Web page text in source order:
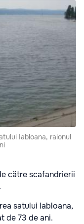
Iabloana, raionul
către scafandrierii
satului Iabloana,
de 73 de ani.